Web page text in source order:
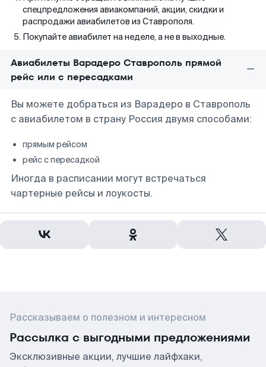
спецпредложения авиакомпаний, акции, скидки и
распродажи авиабилетов из Ставрополя.
Покупайте авиабилет на неделе, а не в выходные.
Авиабилеты Варадеро Ставрополь прямой
рейс или с пересадками
Вы можете добраться из Варадеро в Ставрополь
с авиабилетом в страну Россия двумя способами:
прямым рейсом
рейс с пересадкой
Иногда в расписании могут встречаться
чартерные рейсы и лоукосты.
Рассказываем о полезном и интересном
Рассылка с выгодными предложениями
Эксклюзивные акции, лучшие лайфхаки,